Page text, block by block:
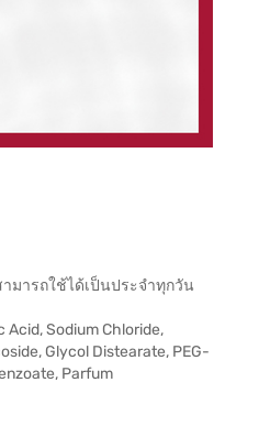
มารถใช้ได้เป็นประจำทุกวัน
Sodium Chloride,
Glycol Distearate, PEG-
Parfum